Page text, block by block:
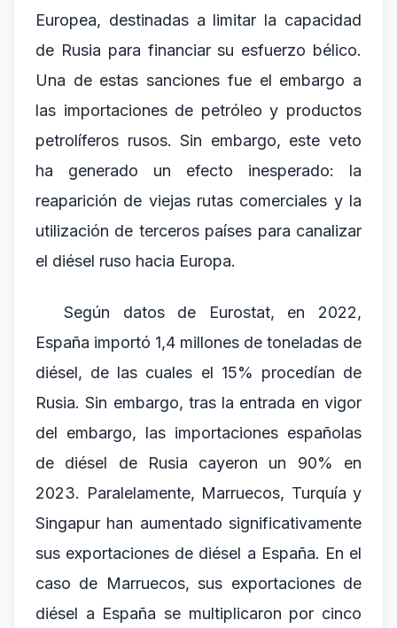
Europea, destinadas a limitar la capacidad
de Rusia para financiar su esfuerzo bélico.
Una de estas sanciones fue el embargo a
las importaciones de petróleo y productos
petrolíferos rusos. Sin embargo, este veto
ha generado un efecto inesperado: la
reaparición de viejas rutas comerciales y la
utilización de terceros países para canalizar
el diésel ruso hacia Europa.
Según datos de Eurostat, en 2022,
España importó 1,4 millones de toneladas de
diésel, de las cuales el 15% procedían de
Rusia. Sin embargo, tras la entrada en vigor
del embargo, las importaciones españolas
de diésel de Rusia cayeron un 90% en
2023. Paralelamente, Marruecos, Turquía y
Singapur han aumentado significativamente
sus exportaciones de diésel a España. En el
caso de Marruecos, sus exportaciones de
diésel a España se multiplicaron por cinco